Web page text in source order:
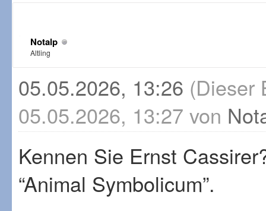
Notalp
Altling
05.05.2026, 13:26 (Dieser
05.05.2026, 13:27 von
Kennen Sie Ernst
“Animal Symbolicum”.